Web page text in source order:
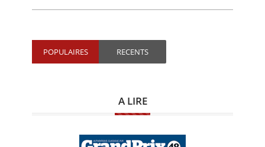
POPULAIRES RECENTS
A LIRE